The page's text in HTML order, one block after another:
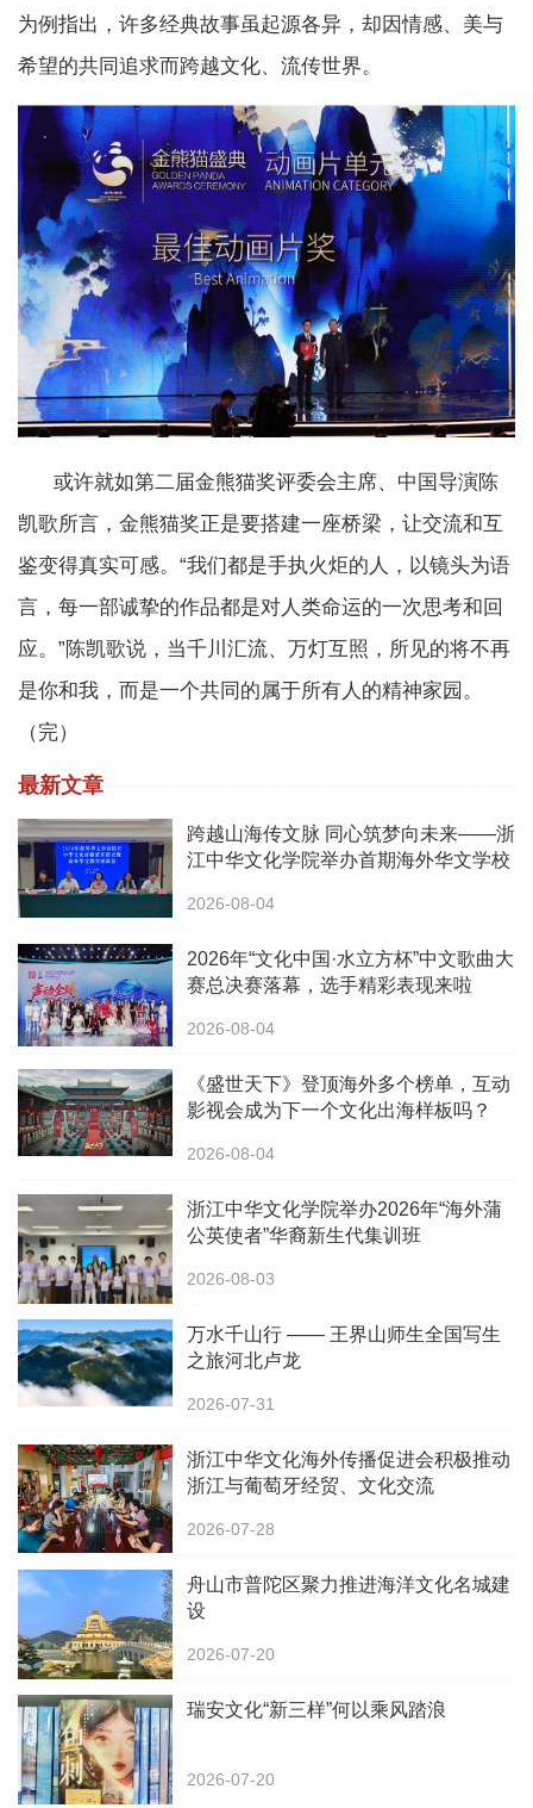
为例指出，许多经典故事虽起源各异，却因情感、美与
希望的共同追求而跨越文化、流传世界。
或许就如第二届金熊猫奖评委会主席、中国导演陈
凯歌所言，金熊猫奖正是要搭建一座桥梁，让交流和互
鉴变得真实可感。“我们都是手执火炬的人，以镜头为语
言，每一部诚挚的作品都是对人类命运的一次思考和回
应。”陈凯歌说，当千川汇流、万灯互照，所见的将不再
是你和我，而是一个共同的属于所有人的精神家园。
（完）
最新文章
跨越山海传文脉 同心筑梦向未来——浙
江中华文化学院举办首期海外华文学校
2026-08-04
2026年“文化中国·水立方杯”中文歌曲大
赛总决赛落幕，选手精彩表现来啦
2026-08-04
《盛世天下》登顶海外多个榜单，互动
影视会成为下一个文化出海样板吗？
2026-08-04
浙江中华文化学院举办2026年“海外蒲
公英使者”华裔新生代集训班
2026-08-03
万水千山行 —— 王界山师生全国写生
之旅河北卢龙
2026-07-31
浙江中华文化海外传播促进会积极推动
浙江与葡萄牙经贸、文化交流
2026-07-28
舟山市普陀区聚力推进海洋文化名城建
设
2026-07-20
瑞安文化“新三样”何以乘风踏浪
2026-07-20